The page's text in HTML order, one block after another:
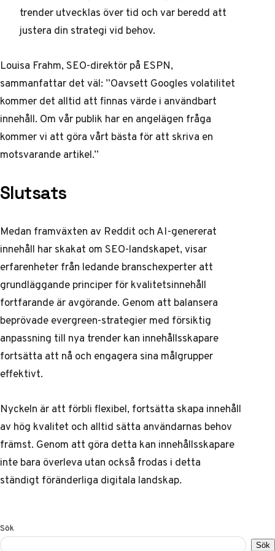
trender utvecklas över tid och var beredd att
justera din strategi vid behov.
Louisa Frahm, SEO-direktör på ESPN,
sammanfattar det väl: ”Oavsett Googles volatilitet
kommer det alltid att finnas värde i användbart
innehåll. Om vår publik har en angelägen fråga
kommer vi att göra vårt bästa för att skriva en
motsvarande artikel.”
Slutsats
Medan framväxten av Reddit och AI-genererat
innehåll har skakat om SEO-landskapet, visar
erfarenheter från ledande branschexperter att
grundläggande principer för kvalitetsinnehåll
fortfarande är avgörande. Genom att balansera
beprövade evergreen-strategier med försiktig
anpassning till nya trender kan innehållsskapare
fortsätta att nå och engagera sina målgrupper
effektivt.
Nyckeln är att förbli flexibel, fortsätta skapa innehåll
av hög kvalitet och alltid sätta användarnas behov
främst. Genom att göra detta kan innehållsskapare
inte bara överleva utan också frodas i detta
ständigt föränderliga digitala landskap.
Sök
Sök